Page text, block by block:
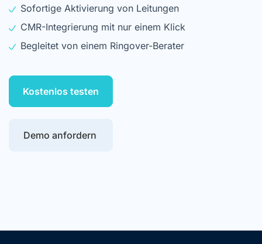
Sofortige Aktivierung von Leitungen
CMR-Integrierung mit nur einem Klick
Begleitet von einem Ringover-Berater
Kostenlos testen
Demo anfordern